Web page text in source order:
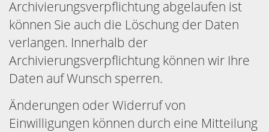
Archivierungsverpflichtung abgelaufen ist
können Sie auch die Löschung der Daten
verlangen. Innerhalb der
Archivierungsverpflichtung können wir Ihre
Daten auf Wunsch sperren.
Änderungen oder Widerruf von
Einwilligungen können durch eine Mitteilung